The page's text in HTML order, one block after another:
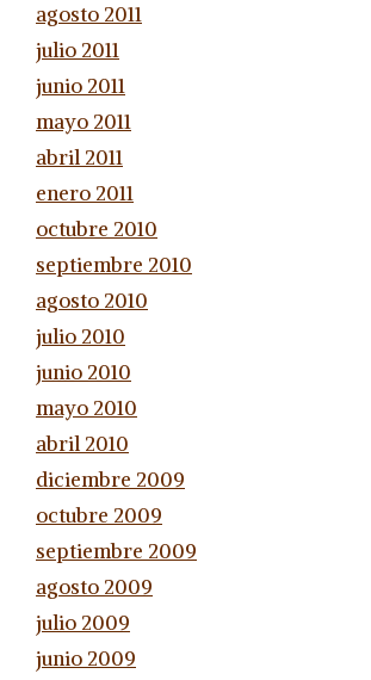
agosto 2011
julio 2011
junio 2011
mayo 2011
abril 2011
enero 2011
octubre 2010
septiembre 2010
agosto 2010
julio 2010
junio 2010
mayo 2010
abril 2010
diciembre 2009
octubre 2009
septiembre 2009
agosto 2009
julio 2009
junio 2009